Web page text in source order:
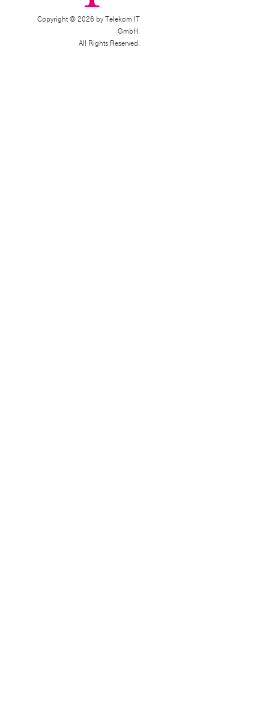
Copyright © 2026 by Telekom IT
GmbH.
All Rights Reserved.